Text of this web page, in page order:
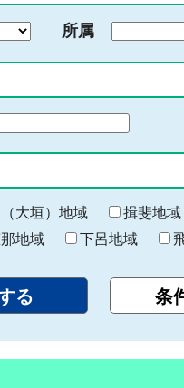
所属
大垣）地域 揖斐地域
地域 下呂地域